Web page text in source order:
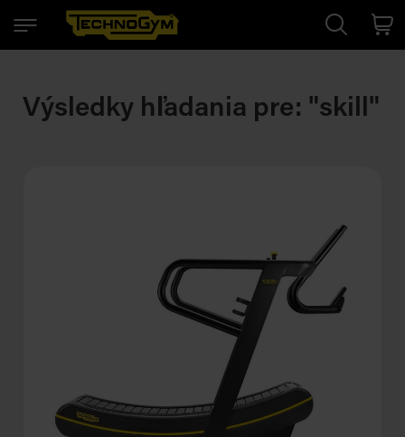
Cart
Výsledky hľadania pre: "skill"